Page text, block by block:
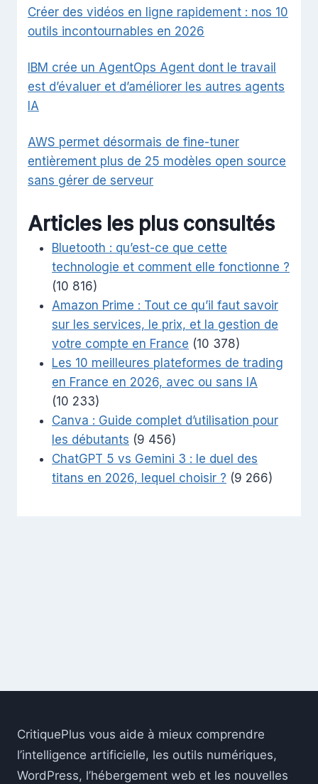
Créer des vidéos en ligne rapidement : nos 10
outils incontournables en 2026
IBM crée un AgentOps Agent dont le travail
est d’évaluer et d’améliorer les autres agents
IA
AWS permet désormais de fine-tuner
entièrement plus de 25 modèles open source
sans gérer de serveur
Articles les plus consultés
Bluetooth : qu’est-ce que cette
technologie et comment elle fonctionne ?
(10 816)
Amazon Prime : Tout ce qu’il faut savoir
sur les services, le prix, et la gestion de
votre compte en France (10 378)
Les 10 meilleures plateformes de trading
en France en 2026, avec ou sans IA
(10 233)
Canva : Guide complet d’utilisation pour
les débutants (9 456)
ChatGPT 5 vs Gemini 3 : le duel des
titans en 2026, lequel choisir ? (9 266)
CritiquePlus vous aide à mieux comprendre
l’intelligence artificielle, les outils numériques,
WordPress, l’hébergement web et les nouvelles